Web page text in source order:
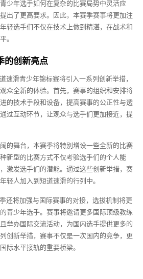
少年选手如何在复杂的比赛局势中灵活应
出了更高要求。因此，本赛季赛事将更加注
轻选手们不仅在技术上做到精湛，在战术和
。
创新亮点
滑青少年锦标赛将引入一系列创新举措，
众全新的体验。首先，赛事的组织和安排将
的技术手段和设备，提高赛事的公正性与透
过互动环节，让观众与选手们更加接近，提
的舞台，本赛季将特别增设一些全新的比赛
新型的比赛方式不仅考验选手们的个人能
激发选手们的潜能。通过这些创新举措，赛
轻人加入到短道速滑的行列中。
还将加强与国际赛事的对接，选拔机制将更
青少年选手。赛事将邀请更多国际顶级教练
举办国际交流活动，为国内选手提供更多的
创新举措，赛事不仅是一次国内的竞争，更
际水平接轨的重要桥梁。